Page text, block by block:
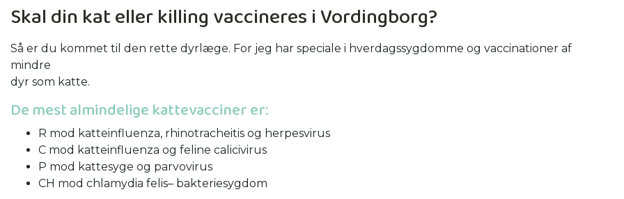
Skal din kat eller killing vaccineres i Vordingborg?
Så er du kommet til den rette dyrlæge. For jeg har speciale i hverdagssygdomme og vaccinationer af
mindre
dyr som katte.
De mest almindelige kattevacciner er:
R mod katteinfluenza, rhinotracheitis og herpesvirus
C mod katteinfluenza og feline calicivirus
P mod kattesyge og parvovirus
CH mod chlamydia felis– bakteriesygdom